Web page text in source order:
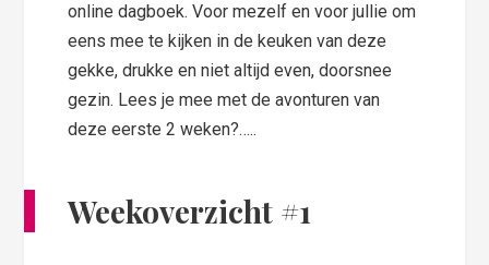
online dagboek. Voor mezelf en voor jullie om
eens mee te kijken in de keuken van deze
gekke, drukke en niet altijd even, doorsnee
gezin. Lees je mee met de avonturen van
deze eerste 2 weken?…..
Weekoverzicht #1